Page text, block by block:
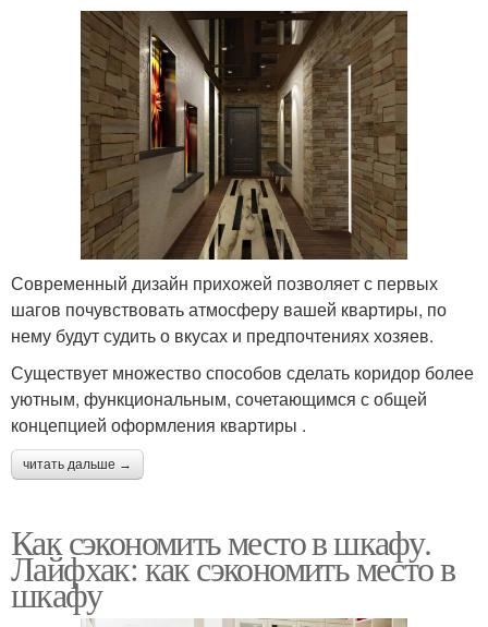
Современный дизайн прихожей позволяет с первых
шагов почувствовать атмосферу вашей квартиры, по
нему будут судить о вкусах и предпочтениях хозяев.
Существует множество способов сделать коридор более
уютным, функциональным, сочетающимся с общей
концепцией оформления квартиры .
читать дальше →
Как сэкономить место в шкафу.
Лайфхак: как сэкономить место в
шкафу